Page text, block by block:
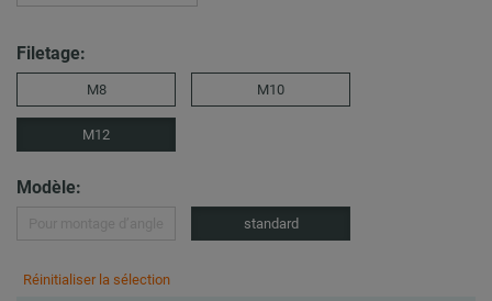
Filetage:
M8 M10
M12
Modèle:
standard
Réinitialiser la sélection